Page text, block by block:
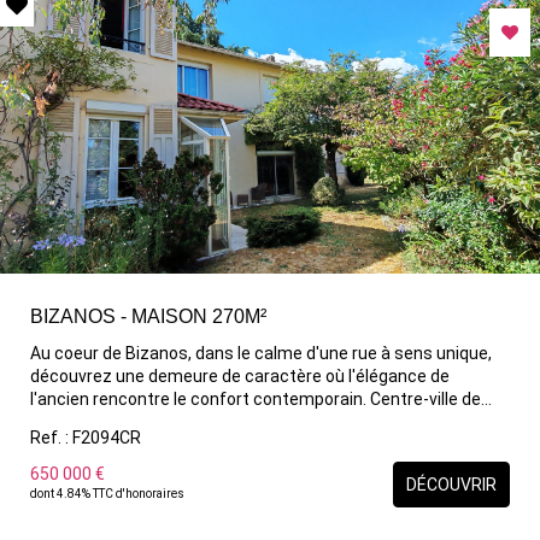
BIZANOS - MAISON 270M²
Au coeur de Bizanos, dans le calme d'une rue à sens unique,
découvrez une demeure de caractère où l'élégance de
l'ancien rencontre le confort contemporain. Centre-ville de
pieds. Édifiée dans les années 30 et sublimée par une
extension contemporaine, cette propriété de charme a
bénéficié d'une rénovation de qualité qui marie avec subtilité
Ref. : F2094CR
650 000 €
dont 4.84% TTC d'honoraires DÉCOUVRIR